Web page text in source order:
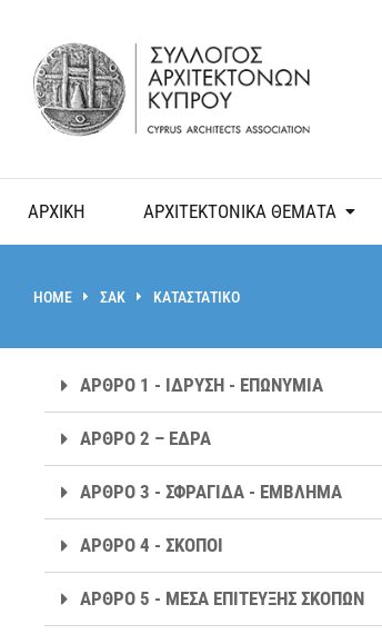
ΑΡΧΙΚΗ ΑΡΧΙΤΕΚΤΟΝΙΚΑ ΘΕΜΑΤΑ
You are here:
HOME ΣΑΚ ΚΑΤΑΣΤΑΤΙΚΟ
ΑΡΘΡΟ 1 - ΙΔΡΥΣΗ - ΕΠΩΝΥΜΙΑ
ΑΡΘΡΟ 2 – ΕΔΡΑ
ΑΡΘΡΟ 3 - ΣΦΡΑΓΙΔΑ - ΕΜΒΛΗΜΑ
ΑΡΘΡΟ 4 - ΣΚΟΠΟΙ
ΑΡΘΡΟ 5 - ΜΕΣΑ ΕΠΙΤΕΥΞΗΣ ΣΚΟΠΩΝ